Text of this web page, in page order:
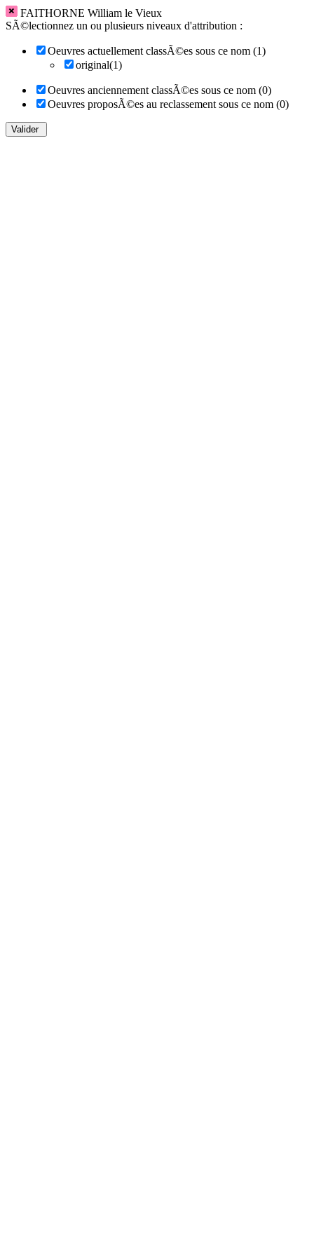
FAITHORNE William le Vieux
SÃ©lectionnez un ou plusieurs niveaux d'attribution :
Oeuvres actuellement classÃ©es sous ce nom (1)
original(1)
Oeuvres anciennement classÃ©es sous ce nom (0)
Oeuvres proposÃ©es au reclassement sous ce nom (0)
Valider